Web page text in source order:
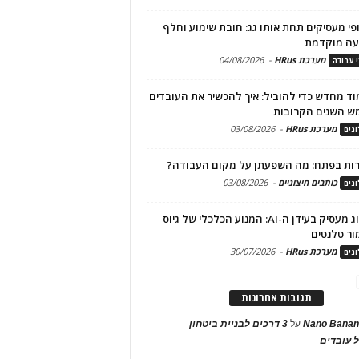
מעסיקים תחת אותו גג: חובת שימוע וחלף
מוקדמת
עבודה מערכת HRus -
04/08/2026
מחדש כדי להוביל: איך להכשיר את העובדים
השנים הקרובות
מערכת HRus -
03/08/2026
בפתח: מה השפעתן על מקום העבודה?
כותבים חיצוניים -
03/08/2026
מיתוג מעסיק בעידן ה-AI: המנוע הכלכלי של גיוס
טלנטים
מערכת HRus -
30/07/2026
תגובות אחרונות
Nanoעל
3 דרכים לבניית ביטחון
עובדים